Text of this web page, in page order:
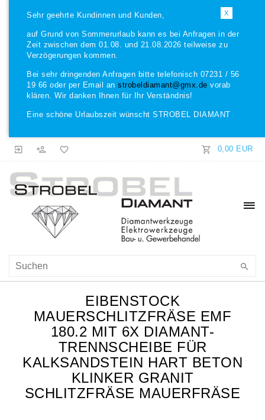
X
Sehr geehrte Kundinnen und Kunden,
auf Grund von Sommerurlaub kann es bei Anfragen in der
Zeit zwischen dem 01.08. und 21.08.2026 teilweise zu
Verzögerungen kommen.
Bei sehr dringenden Anfragen bitte telefonisch 07231 / 56
19 66 oder per Email an strobeldiamant@gmx.de vorab
klären. Wir danken Ihnen für Ihr Verständnis!
Eine schöne Urlaubszeit wünscht STROBEL DIAMANT
0,00 EUR
EIBENSTOCK
MAUERSCHLITZFRÄSE EMF
180.2 MIT 6X DIAMANT-
TRENNSCHEIBE FÜR
KALKSANDSTEIN HART BETON
KLINKER GRANIT
SCHLITZFRÄSE MAUERFRÄSE